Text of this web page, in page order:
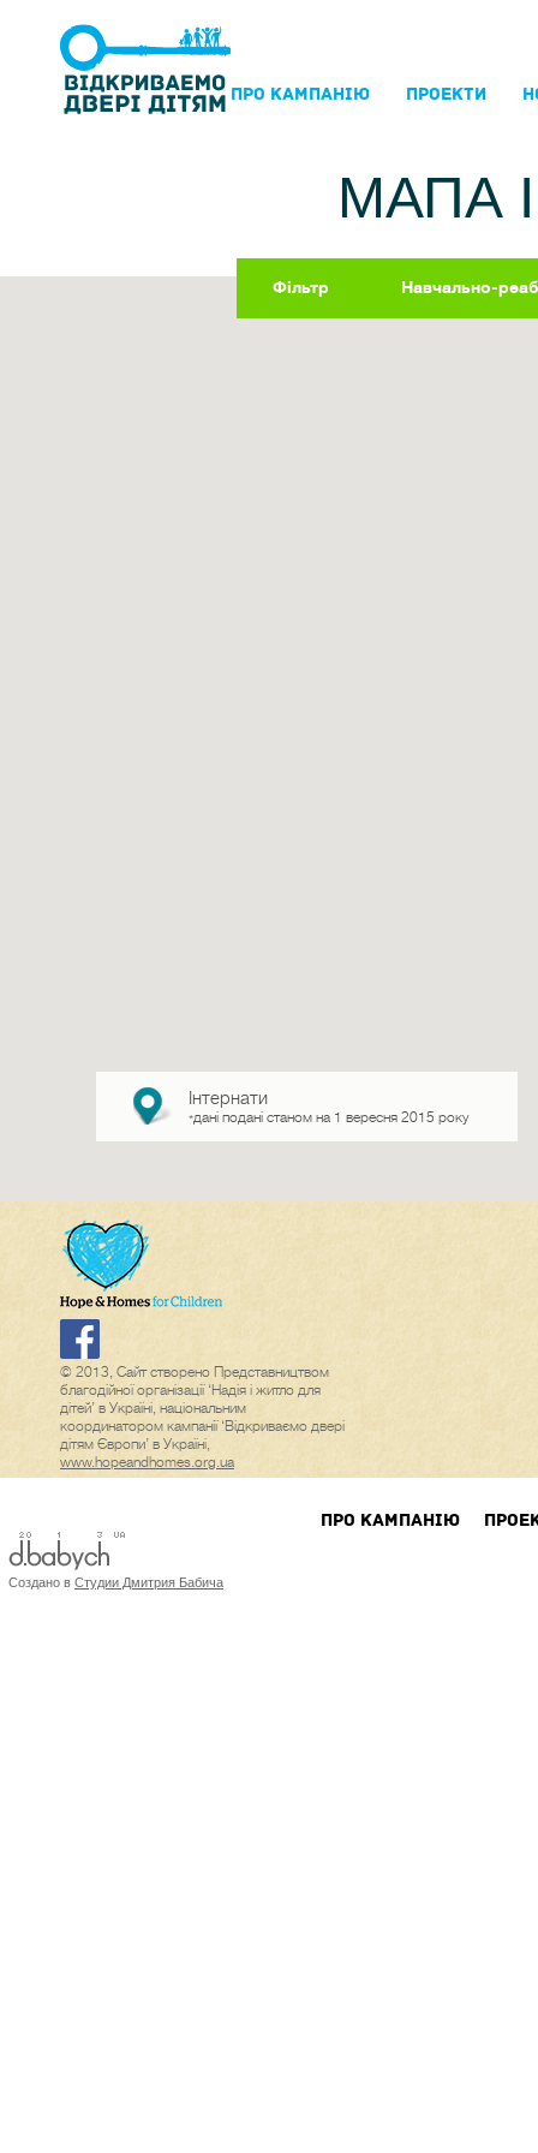
ПРО КАМПАНIЮ ПРОЕКТИ
МАПА
Фільтр Навчально-
Інтернати
*дані подані станом на 1 вересня 2015 року
© 2013, Сайт створено Представництвом
благодійної організації ‘Надія і житло для
дітей’ в Україні, національним
координатором кампанії ‘Відкриваємо двері
дітям Європи’ в Україні,
www.hopeandhomes.org.ua
ПРО КАМПАНIЮ
Создано в Студии Дмитрия Бабича